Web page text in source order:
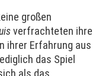
großen
verfrachteten ihre
ihrer Erfahrung aus
das Spiel
als das